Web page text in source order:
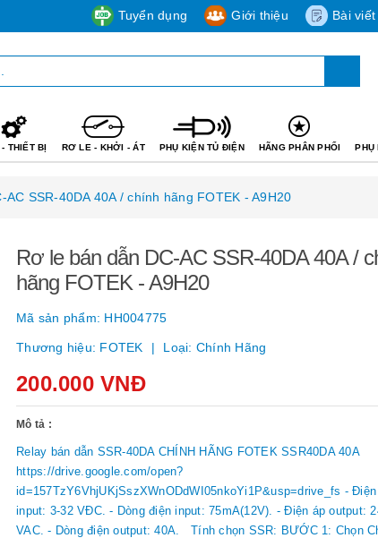
Tuyển dụng Giới thiệu Bài viết
- THIẾT BỊ RƠ LE - KHỞI - ÁT PHỤ KIỆN TỦ ĐIỆN HÃNG PHÂN PHỐI PHỤ
AC SSR-40DA 40A / chính hãng FOTEK - A9H20
Rơ le bán dẫn DC-AC SSR-40DA 40A /
hãng FOTEK - A9H20
Mã sản phẩm: HH004775
Thương hiệu: FOTEK Loại: Chính Hãng
200.000 VNĐ
Mô tả :
Relay bán dẫn SSR-40DA CHÍNH HÃNG FOTEK SSR40DA 40A
https://drive.google.com/open?
id=157TzY6VhjUKjSszXWnODdWI05nkoYi1P&usp=drive_fs -
input: 3-32 VĐC. - Dòng điện input: 75mA(12V). - Điện áp output:
VAC. - Dòng điện output: 40A. Tính chọn SSR: BƯỚC 1: Chọn